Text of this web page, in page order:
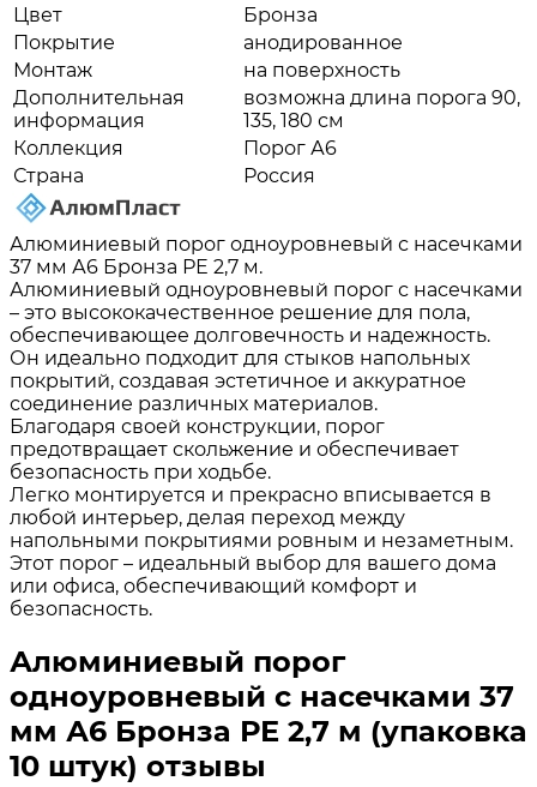
Цвет
Бронза
Покрытие
анодированное
Монтаж
на поверхность
Дополнительная
информация
возможна длина порога 90,
135, 180 см
Коллекция
Порог А6
Страна
Россия
Алюминиевый порог одноуровневый с насечками
37 мм А6 Бронза РЕ 2,7 м.
Алюминиевый одноуровневый порог с насечками
– это высококачественное решение для пола,
обеспечивающее долговечность и надежность.
Он идеально подходит для стыков напольных
покрытий, создавая эстетичное и аккуратное
соединение различных материалов.
Благодаря своей конструкции, порог
предотвращает скольжение и обеспечивает
безопасность при ходьбе.
Легко монтируется и прекрасно вписывается в
любой интерьер, делая переход между
напольными покрытиями ровным и незаметным.
Этот порог – идеальный выбор для вашего дома
или офиса, обеспечивающий комфорт и
безопасность.
Алюминиевый порог
одноуровневый с насечками 37
мм А6 Бронза РЕ 2,7 м (упаковка
10 штук) отзывы